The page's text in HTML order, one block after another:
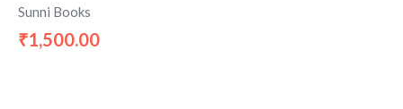
Sunni Books
₹1,500.00